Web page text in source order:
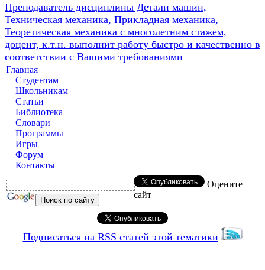
Преподаватель дисциплины Детали машин,
Техническая механика, Прикладная механика,
Теоретическая механика с многолетним стажем,
доцент, к.т.н. выполнит работу быстро и качественно в
соответствии с Вашими требованиями
Главная
Студентам
Школьникам
Статьи
Библиотека
Словари
Программы
Игры
Форум
Контакты
Оцените
сайт
Подписаться на RSS статей этой тематики